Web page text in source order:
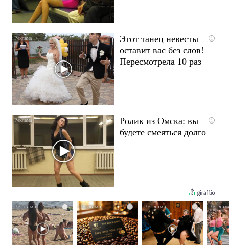
i
Этот танец невесты
оставит вас без слов!
Пересмотрела 10 раз
i
Ролик из Омска: вы
будете смеяться долго
i i i